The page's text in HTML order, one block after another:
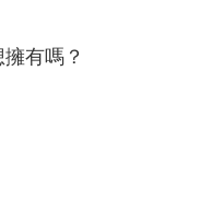
有嗎？